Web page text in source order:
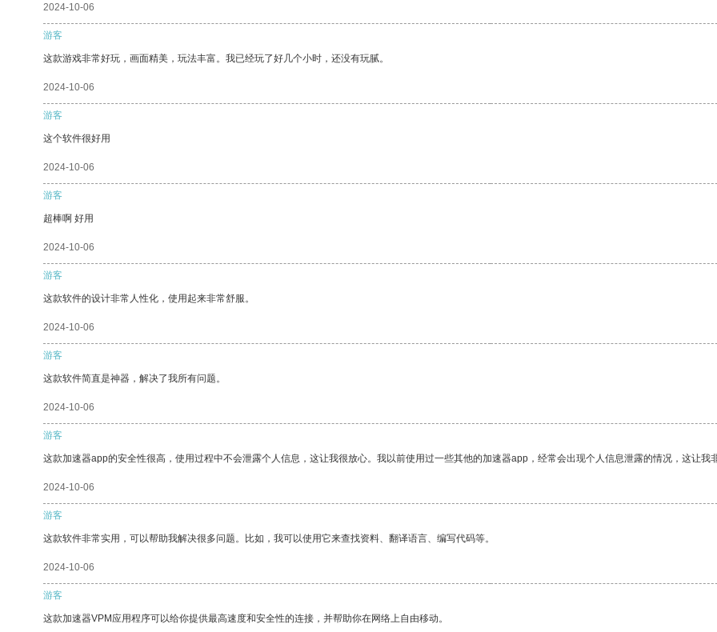
2024-10-06
游客
这款游戏非常好玩，画面精美，玩法丰富。我已经玩了好几个小时，还没有玩腻。
2024-10-06
游客
这个软件很好用
2024-10-06
游客
超棒啊 好用
2024-10-06
游客
这款软件的设计非常人性化，使用起来非常舒服。
2024-10-06
游客
这款软件简直是神器，解决了我所有问题。
2024-10-06
游客
这款加速器app的安全性很高，使用过程中不会泄露个人信息，这让我很放心。我以前使用过一些其他的加速器app，经常会出现个人信息泄露的情况，这让我
2024-10-06
游客
这款软件非常实用，可以帮助我解决很多问题。比如，我可以使用它来查找资料、翻译语言、编写代码等。
2024-10-06
游客
这款加速器VPM应用程序可以给你提供最高速度和安全性的连接，并帮助你在网络上自由移动。